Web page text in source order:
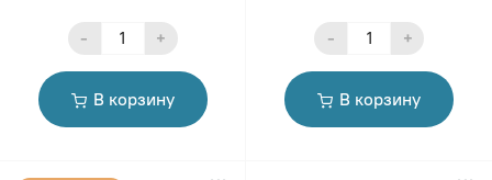
- +
В корзину
- +
В корзину